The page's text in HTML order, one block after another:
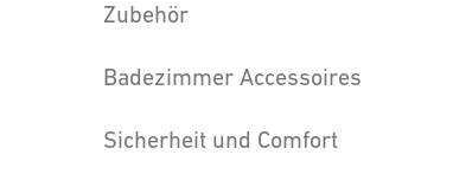
Zubehör
Badezimmer Accessoires
Sicherheit und Comfort